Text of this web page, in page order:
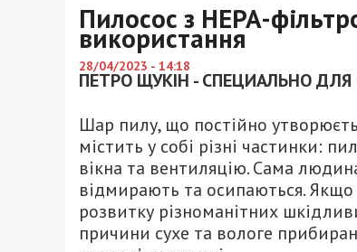
Пилосос з HEPA-
використання
28/04/2023 - 14:18
ПЕТРО ЩУКІН - СПЕЦИАЛЬНО ДЛЯ
Шар пилу, що постійно
містить у собі різні частинки:
вікна та вентиляцію. Сама
відмирають та осипаються.
розвитку різноманітних
причини сухе та вологе